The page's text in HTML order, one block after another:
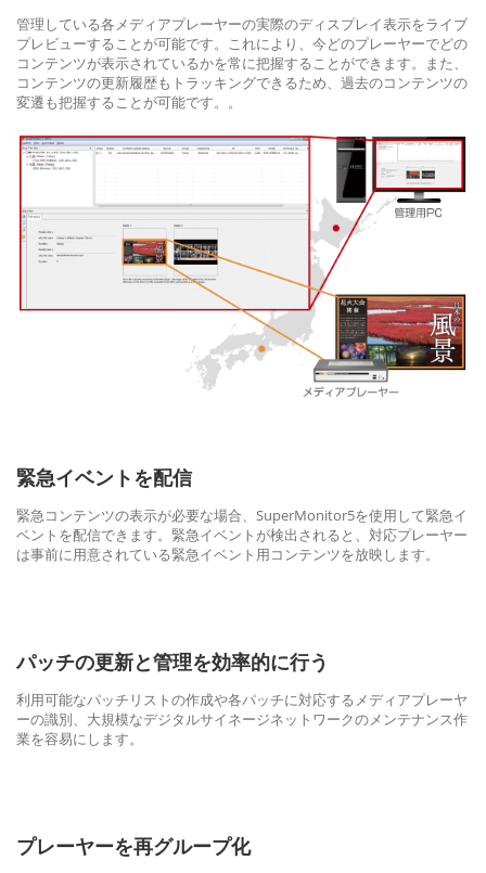
管理している各メディアプレーヤーの実際のディスプレイ表示をライブ
プレビューすることが可能です。これにより、今どのプレーヤーでどの
コンテンツが表示されているかを常に把握することができます。また、
コンテンツの更新履歴もトラッキングできるため、過去のコンテンツの
変遷も把握することが可能です。。
緊急イベントを配信
緊急コンテンツの表示が必要な場合、SuperMonitor5を使用して緊急イ
ベントを配信できます。緊急イベントが検出されると、対応プレーヤー
は事前に用意されている緊急イベント用コンテンツを放映します。
パッチの更新と管理を効率的に行う
利用可能なパッチリストの作成や各パッチに対応するメディアプレーヤ
ーの識別、大規模なデジタルサイネージネットワークのメンテナンス作
業を容易にします。
プレーヤーを再グループ化